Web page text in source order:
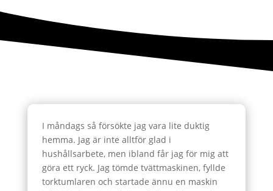
I måndags så försökte jag vara lite duktig
hemma. Jag är inte alltför glad i
hushållsarbete, men ibland får jag för mig att
göra ett ryck. Jag tömde tvättmaskinen, fyllde
torktumlaren och startade ännu en maskin